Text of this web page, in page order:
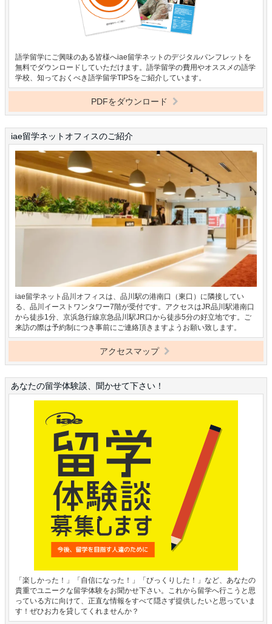
語学留学にご興味のある皆様へiae留学ネットのデジタルパンフレットを
無料でダウンロードしていただけます。語学留学の費用やオススメの語学
学校、知っておくべき語学留学TIPSをご紹介しています。
PDFをダウンロード
iae留学ネットオフィスのご紹介
iae留学ネット品川オフィスは、品川駅の港南口（東口）に隣接してい
る、品川イーストワンタワー7階が受付です。アクセスはJR品川駅港南口
から徒歩1分、京浜急行線京急品川駅JR口から徒歩5分の好立地です。ご
来訪の際は予約制につき事前にご連絡頂きますようお願い致します。
アクセスマップ
あなたの留学体験談、聞かせて下さい！
「楽しかった！」「自信になった！」「びっくりした！」など、あなたの
貴重でユニークな留学体験をお聞かせ下さい。これから留学へ行こうと思
っている方に向けて、正直な情報をすべて隠さず提供したいと思っていま
す！ぜひお力を貸してくれませんか？